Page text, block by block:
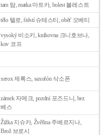
tam 탐, matka 마트카, bolest 볼레스트
tělo 텔로, štěstí 슈테스티, obět' 오베티
vysoký 비소키, knihovna 크니호브나,
kov 코프
xerox 제록스, saxofón 삭소폰
zámek 자메크, pozdní 포즈드니, bez
베스
Žižka 지슈카, Žvěřina 주베르지나,
Brož 브로시